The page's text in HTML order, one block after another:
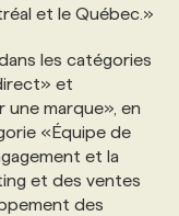
et le Québec.»
les catégories
et
une marque», en
«Équipe de
et la
et des ventes
des